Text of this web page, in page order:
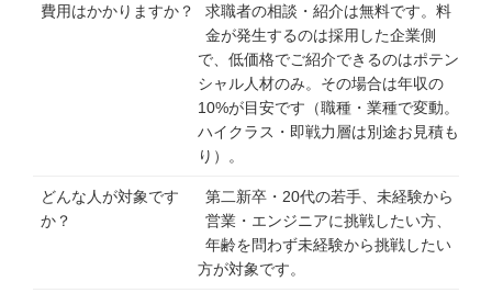
費用はかかりますか？
求職者の相談・紹介は無料です。料
金が発生するのは採用した企業側
で、低価格でご紹介できるのはポテン
シャル人材のみ。その場合は年収の
10%が目安です（職種・業種で変動。
ハイクラス・即戦力層は別途お見積も
り）。
どんな人が対象です
か？
第二新卒・20代の若手、未経験から
営業・エンジニアに挑戦したい方、
年齢を問わず未経験から挑戦したい
方が対象です。